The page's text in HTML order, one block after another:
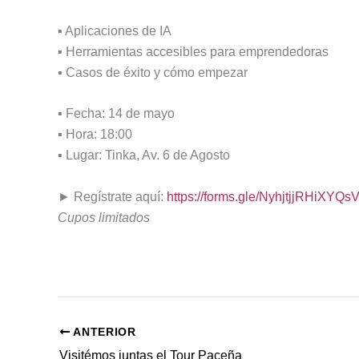
▪ Aplicaciones de IA
▪ Herramientas accesibles para emprendedoras
▪ Casos de éxito y cómo empezar
▪ Fecha: 14 de mayo
▪ Hora: 18:00
▪ Lugar: Tinka, Av. 6 de Agosto
► Regístrate aquí: https://forms.gle/
Cupos limitados
ANTERIOR
Visitémos juntas el Tour Paceña